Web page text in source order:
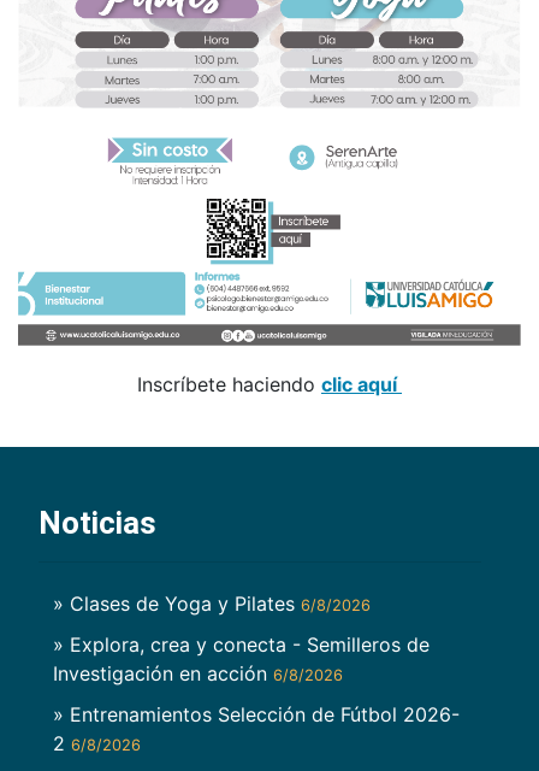
Inscríbete haciendo clic aquí
Noticias
» Clases de Yoga y Pilates 6/8/2026
» Explora, crea y conecta - Semilleros de
Investigación en acción 6/8/2026
» Entrenamientos Selección de Fútbol 2026-
2 6/8/2026